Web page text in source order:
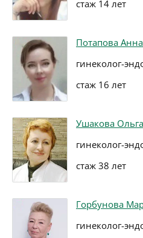
стаж 14 лет
Потапова
гинеколог-
стаж 16 лет
Ушакова
гинеколог-
стаж 38 лет
Горбунова
гинеколог-